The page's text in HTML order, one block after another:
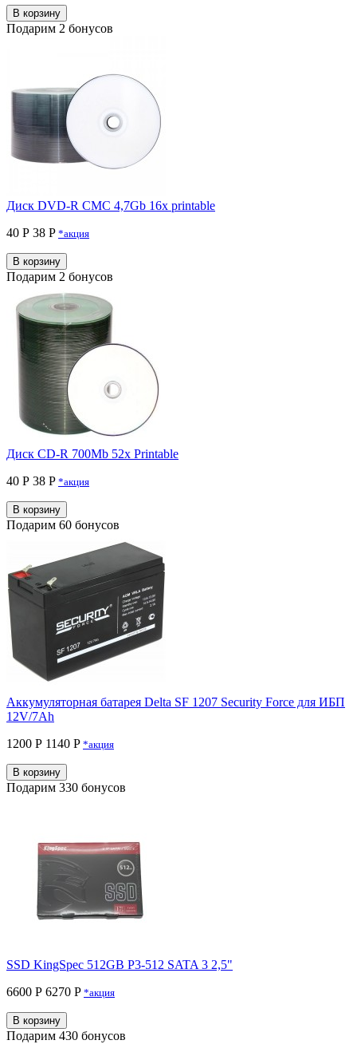
В корзину
Подарим 2 бонусов
Диск DVD-R CMC 4,7Gb 16x printable
40 Р 38 P *акция
В корзину
Подарим 2 бонусов
Диск CD-R 700Mb 52x Printable
40 Р 38 P *акция
В корзину
Подарим 60 бонусов
Аккумуляторная батарея Delta SF 1207 Security Force для ИБП
12V/7Ah
1200 Р 1140 P *акция
В корзину
Подарим 330 бонусов
SSD KingSpec 512GB P3-512 SATA 3 2,5"
6600 Р 6270 P *акция
В корзину
Подарим 430 бонусов